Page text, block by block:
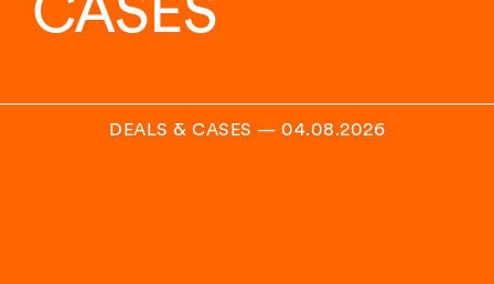
DEALS & CASES — 04.08.2026